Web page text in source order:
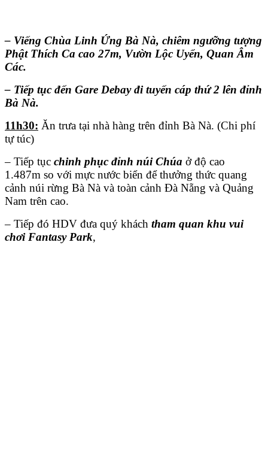
– Viếng Chùa Linh Ứng Bà Nà, chiêm ngưỡng tượng
Phật Thích Ca cao 27m, Vườn Lộc Uyển, Quan Âm
Các.
– Tiếp tục đến Gare Debay đi tuyến cáp thứ 2 lên đỉnh
Bà Nà.
11h30: Ăn trưa tại nhà hàng trên đỉnh Bà Nà. (Chi phí
tự túc)
– Tiếp tục chinh phục đỉnh núi Chúa ở độ cao
1.487m so với mực nước biển để thưởng thức quang
cảnh núi rừng Bà Nà và toàn cảnh Đà Nẵng và Quảng
Nam trên cao.
– Tiếp đó HDV đưa quý khách tham quan khu vui
chơi Fantasy Park,